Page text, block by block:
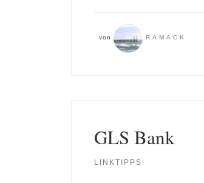
von RAMACK
GLS Bank
LINKTIPPS